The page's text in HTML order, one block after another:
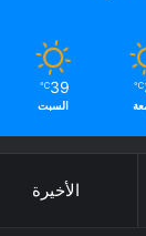
℃
39
℃
السبت
الأخيرة